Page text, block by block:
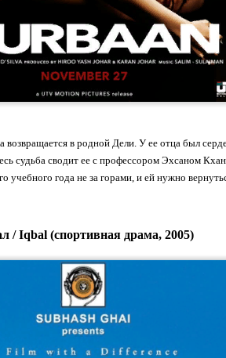
возвращается в родной Дели. У ее отца был
судьба сводит ее с профессором Эхсаном
учебного года не за горами, и ей нужно
/ Iqbal (спортивная драма, 2005)